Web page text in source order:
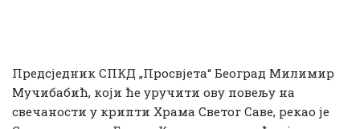
Предсједник СПКД „Просвјета“ Београд Милимир
Мучибабић, који ће уручити ову повељу на
свечаности у крипти Храма Светог Саве, рекао је